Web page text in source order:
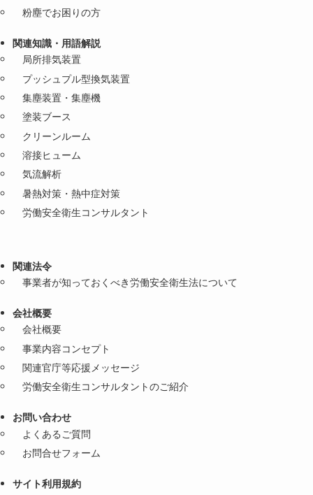
粉塵でお困りの方
関連知識・用語解説
局所排気装置
プッシュプル型換気装置
集塵装置・集塵機
塗装ブース
クリーンルーム
溶接ヒューム
気流解析
暑熱対策・熱中症対策
労働安全衛生コンサルタント
関連法令
事業者が知っておくべき労働安全衛生法について
会社概要
会社概要
事業内容コンセプト
関連官庁等応援メッセージ
労働安全衛生コンサルタントのご紹介
お問い合わせ
よくあるご質問
お問合せフォーム
サイト利用規約